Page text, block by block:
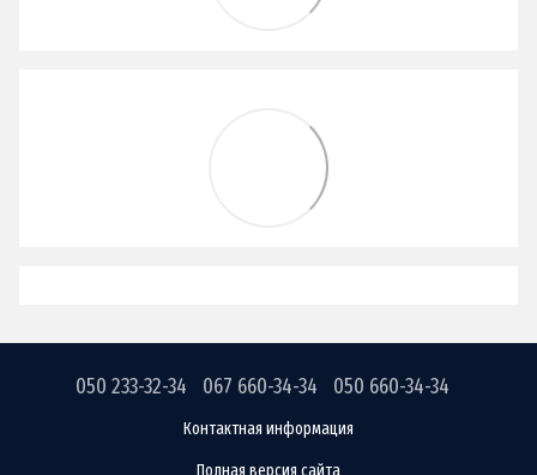
050 233-32-34 067 660-34-34 050 660-34-34
Контактная информация
Полная версия сайта